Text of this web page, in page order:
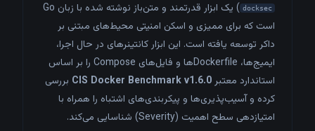
docksec
) یک ابزار قدرتمند و متن‌باز نوشته شده با زبان Go
است که برای ممیزی و اسکن امنیتی محیط‌های مبتنی بر
داکر توسعه یافته است. این ابزار کانتینرهای در حال اجرا،
ایمیج‌ها، Dockerfileها و فایل‌های Compose را بر اساس
استاندارد معتبرCIS Docker Benchmark v1.6.0 بررسی
کرده و آسیب‌پذیری‌ها و پیکربندی‌های اشتباه را همراه با
امتیازدهی سطح اهمیت (Severity) شناسایی می‌کند.